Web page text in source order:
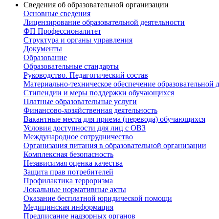
Сведения об образовательной организации
Основные сведения
Лицензирование образовательной деятельности
ФП Профессионалитет
Структура и органы управления
Документы
Образование
Образовательные стандарты
Руководство. Педагогический состав
Материально-техническое обеспечение образовательной
Стипендии и меры поддержки обучающихся
Платные образовательные услуги
Финансово-хозяйственная деятельность
Вакантные места для приема (перевода) обучающихся
Условия доступности для лиц с ОВЗ
Международное сотрудничество
Организация питания в образовательной организации
Комплексная безопасность
Независимая оценка качества
Защита прав потребителей
Профилактика терроризма
Локальные нормативные акты
Оказание бесплатной юридической помощи
Медицинская информация
Предписание надзорных органов